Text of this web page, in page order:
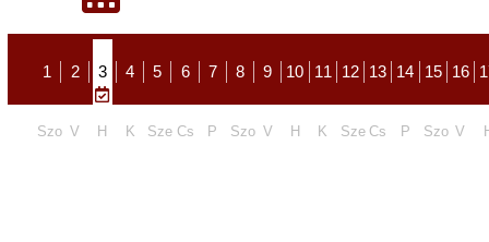
1 2 3 4 5 6 7 8 9 10 11 12 13 14 15 16
Szo V H K Sze Cs P Szo V H K Sze Cs P Szo V